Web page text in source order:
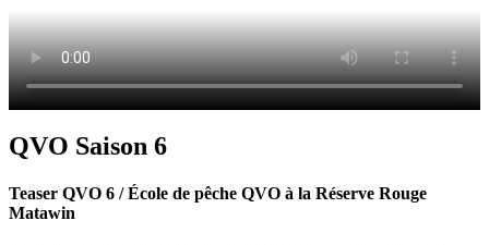
QVO Saison 6
Teaser QVO 6 / École de pêche QVO à la Réserve Rouge
Matawin